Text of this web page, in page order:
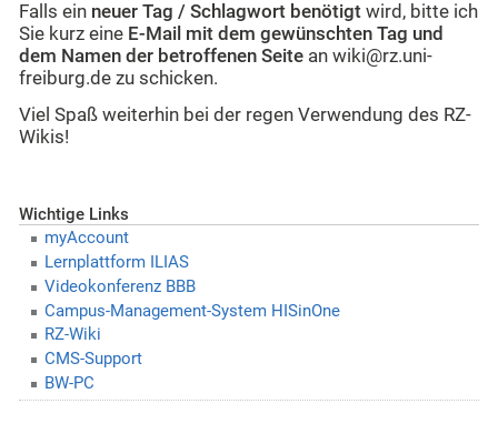
Falls ein neuer Tag / Schlagwort benötigt wird, bitte ich
Sie kurz eine E-Mail mit dem gewünschten Tag und
dem Namen der betroffenen Seite an wiki@rz.uni-
freiburg.de zu schicken.
Viel Spaß weiterhin bei der regen Verwendung des RZ-
Wikis!
Wichtige Links
myAccount
Lernplattform ILIAS
Videokonferenz BBB
Campus-Management-System HISinOne
RZ-Wiki
CMS-Support
BW-PC